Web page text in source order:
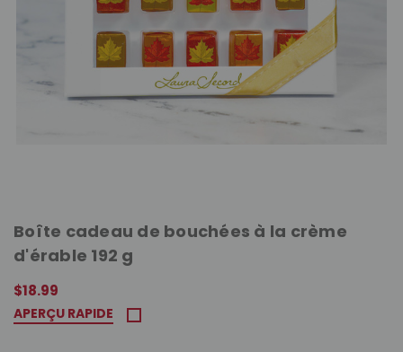
Boîte cadeau de bouchées à la crème
d'érable 192 g
$18.99
APERÇU RAPIDE